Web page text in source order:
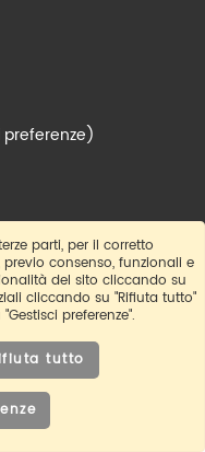
parti, per il corretto
consenso, funzionali e
del sito cliccando su
cliccando su "Rifiuta tutto"
preferenze".
tutto